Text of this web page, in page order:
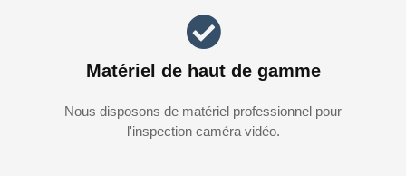
Matériel de haut de gamme
Nous disposons de matériel professionnel pour
l'inspection caméra vidéo.